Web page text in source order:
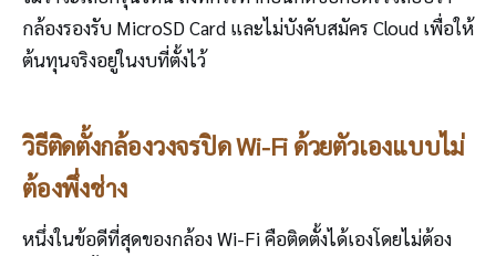
กล้องรองรับ MicroSD Card และไม่บังคับสมัคร Cloud เพื่อให้
ต้นทุนจริงอยู่ในงบที่ตั้งไว้
วิธีติดตั้งกล้องวงจรปิด Wi-Fi ด้วยตัวเองแบบไม่
ต้องพึ่งช่าง
หนึ่งในข้อดีที่สุดของกล้อง Wi-Fi คือติดตั้งได้เองโดยไม่ต้อง